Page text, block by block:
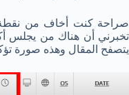
صراحة كنت أخاف من نقطة
تخبرني أن هناك من يجلس
يتصفح المقال وهذه صورة